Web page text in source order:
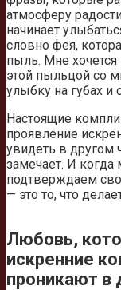
атмосферу
начинает
словно фея,
пыль. Мне хочется
этой пыльцой со
улыбку на губах и
Настоящие
проявление
увидеть в другом
замечает. И
подтверждаем
— это то, что
Любовь,
искренние
проникают в